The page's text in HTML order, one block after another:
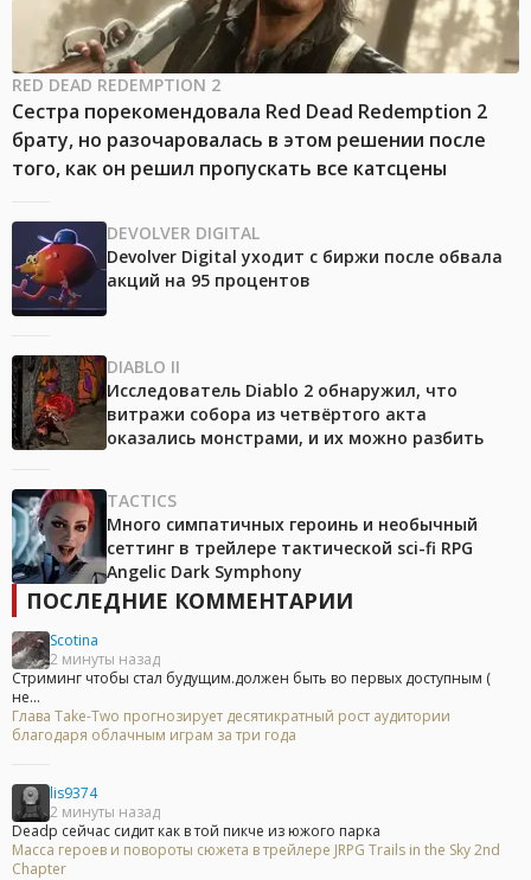
RED DEAD REDEMPTION 2
Сестра порекомендовала Red Dead Redemption 2
брату, но разочаровалась в этом решении после
того, как он решил пропускать все катсцены
DEVOLVER DIGITAL
Devolver Digital уходит с биржи после обвала
акций на 95 процентов
DIABLO II
Исследователь Diablo 2 обнаружил, что
витражи собора из четвёртого акта
оказались монстрами, и их можно разбить
TACTICS
Много симпатичных героинь и необычный
сеттинг в трейлере тактической sci-fi RPG
Angelic Dark Symphony
ПОСЛЕДНИЕ КОММЕНТАРИИ
Scotina
2 минуты назад
Стриминг чтобы стал будущим.должен быть во первых доступным (
не...
Глава Take-Two прогнозирует десятикратный рост аудитории
благодаря облачным играм за три года
lis9374
2 минуты назад
Deadp сейчас сидит как в той пикче из южого парка
Масса героев и повороты сюжета в трейлере JRPG Trails in the Sky 2nd
Chapter